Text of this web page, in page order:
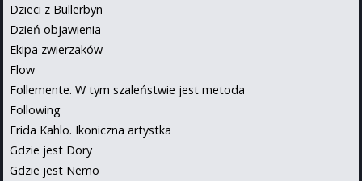
Dzieci z Bullerbyn
Dzień objawienia
Ekipa zwierzaków
Flow
Follemente. W tym szaleństwie jest metoda
Following
Frida Kahlo. Ikoniczna artystka
Gdzie jest Dory
Gdzie jest Nemo